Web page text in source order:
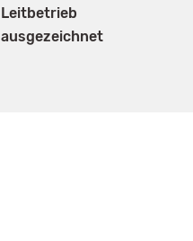
Leitbetrieb
ausgezeichnet